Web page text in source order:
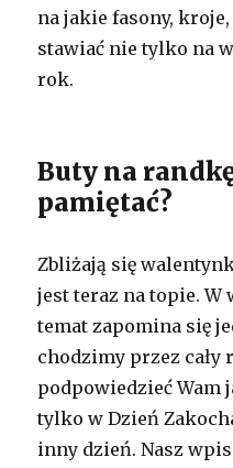
na jakie fasony,
stawiać nie tylko na
rok.
Buty na
pamiętać?
Zbliżają się
jest teraz na topie. W
temat zapomina się
chodzimy przez cały
podpowiedzieć Wam
tylko w Dzień
inny dzień. Nasz